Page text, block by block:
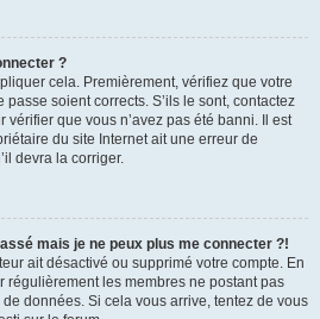
?
cela. Premièrement, vérifiez que votre
passe soient corrects. S’ils le sont, contactez
que vous n’avez pas été banni. Il est
du site Internet ait une erreur de
devra la corriger.
mais je ne peux plus me connecter ?!
ait désactivé ou supprimé votre compte. En
régulièrement les membres ne postant pas
données. Si cela vous arrive, tentez de vous